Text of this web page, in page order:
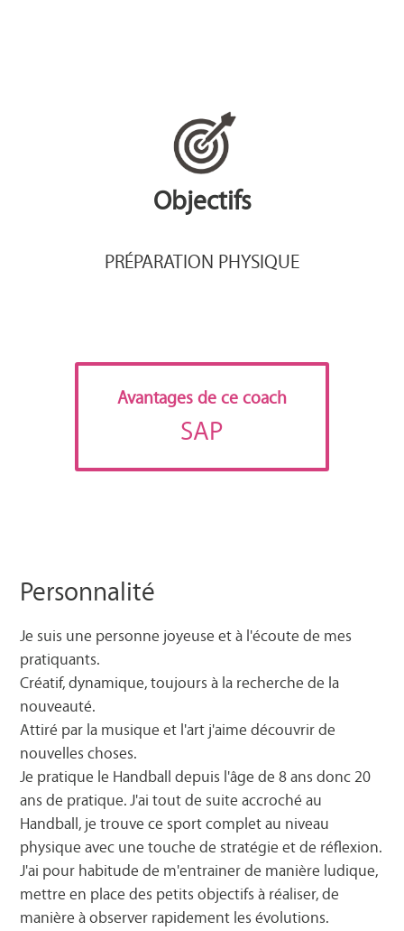
Objectifs
PRÉPARATION PHYSIQUE
Avantages de ce coach
SAP
Personnalité
Je suis une personne joyeuse et à l'écoute de mes
pratiquants.
Créatif, dynamique, toujours à la recherche de la
nouveauté.
Attiré par la musique et l'art j'aime découvrir de
nouvelles choses.
Je pratique le Handball depuis l'âge de 8 ans donc 20
ans de pratique. J'ai tout de suite accroché au
Handball, je trouve ce sport complet au niveau
physique avec une touche de stratégie et de réflexion.
J'ai pour habitude de m'entrainer de manière ludique,
mettre en place des petits objectifs à réaliser, de
manière à observer rapidement les évolutions.